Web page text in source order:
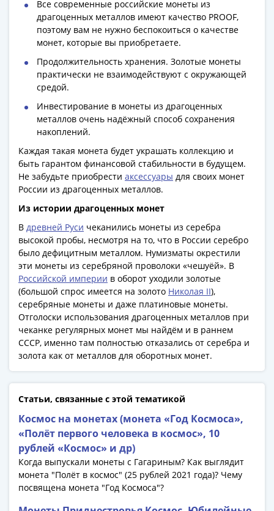
страны
Смешанные
Банкноты
СССР
1917
1923
1917
1918
1919
1920гг
1921
1922
1923
1924
1932
1934
1937
1938
1961
Засько)
Все современные российские монеты из
драгоценных металлов имеют качество PROOF,
поэтому вам не нужно беспокоиться о качестве
монет, которые вы приобретаете.
Продолжительность хранения. Золотые монеты
практически не взаимодействуют с окружающей
средой.
Инвестирование в монеты из драгоценных
металлов очень надёжный способ сохранения
накоплений.
Каждая такая монета будет украшать коллекцию и
быть гарантом финансовой стабильности в будущем.
Не забудьте приобрести аксессуары для своих монет
России из драгоценных металлов.
Из истории драгоценных монет
В древней Руси чеканились монеты из серебра
высокой пробы, несмотря на то, что в России серебро
было дефицитным металлом. Нумизматы окрестили
эти монеты из серебряной проволоки «чешуёй». В
Российской империи в оборот уходили золотые
(большой спрос имеется на золото Николая II),
серебряные монеты и даже платиновые монеты.
Отголоски использования драгоценных металлов при
чеканке регулярных монет мы найдём и в раннем
СССР, именно там полностью отказались от серебра и
золота как от металлов для оборотных монет.
Статьи, связанные с этой тематикой
Космос на монетах (монета «Год Космоса»,
«Полёт первого человека в космос», 10
рублей «Космос» и др)
Когда выпускали монеты с Гагариным? Как выглядит
монета "Полёт в космос" (25 рублей 2021 года)? Чему
посвящена монета "Год Космоса"?